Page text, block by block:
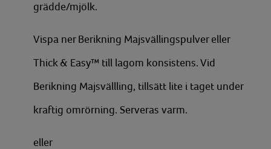
grädde/mjölk.
Vispa ner Berikning Majsvällingspulver eller
Thick & Easy™ till lagom konsistens. Vid
Berikning Majsvällling, tillsätt lite i taget under
kraftig omrörning. Serveras varm.
eller